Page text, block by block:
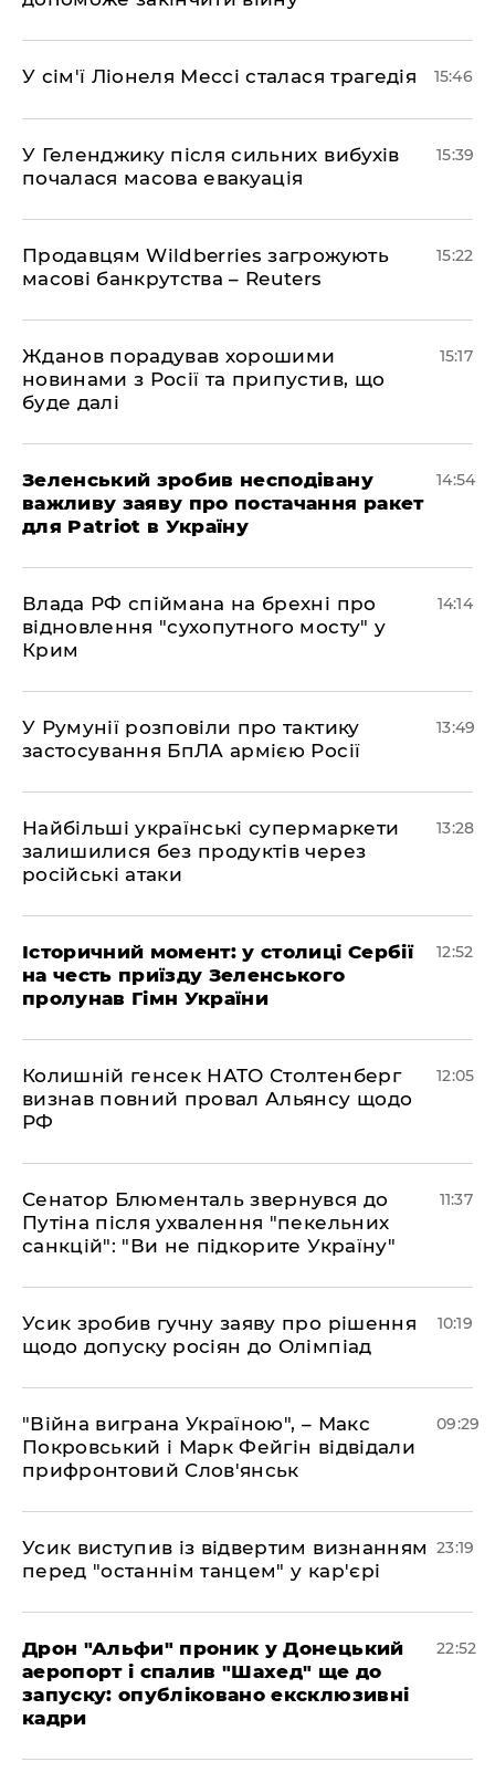
У сім'ї Ліонеля Мессі сталася трагедія 15:46
У Геленджику після сильних вибухів
почалася масова евакуація
15:39
Продавцям Wildberries загрожують
масові банкрутства – Reuters
15:22
Жданов порадував хорошими
новинами з Росії та припустив, що
буде далі
15:17
Зеленський зробив несподівану
важливу заяву про постачання ракет
для Patriot в Україну
14:54
Влада РФ спіймана на брехні про
відновлення "сухопутного мосту" у
Крим
14:14
У Румунії розповіли про тактику
застосування БпЛА армією Росії
13:49
Найбільші українські супермаркети
залишилися без продуктів через
російські атаки
13:28
Історичний момент: у столиці Сербії
на честь приїзду Зеленського
пролунав Гімн України
12:52
Колишній генсек НАТО Столтенберг
визнав повний провал Альянсу щодо
РФ
12:05
Сенатор Блюменталь звернувся до
Путіна після ухвалення "пекельних
санкцій": "Ви не підкорите Україну"
11:37
Усик зробив гучну заяву про рішення
щодо допуску росіян до Олімпіад
10:19
"Війна виграна Україною", – Макс
Покровський і Марк Фейгін відвідали
прифронтовий Слов'янськ
09:29
​Усик виступив із відвертим визнанням
перед "останнім танцем" у кар'єрі
23:19
​Дрон "Альфи" проник у Донецький
аеропорт і спалив "Шахед" ще до
запуску: опубліковано ексклюзивні
кадри
22:52